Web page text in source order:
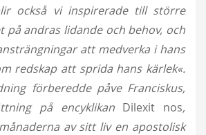
också vi inspirerade till större
på andras lidande och behov, och
att medverka i hans
redskap att sprida hans kärlek«.
förberedde påve Franciskus,
på encyklikan Dilexit nos,
av sitt liv en apostolisk